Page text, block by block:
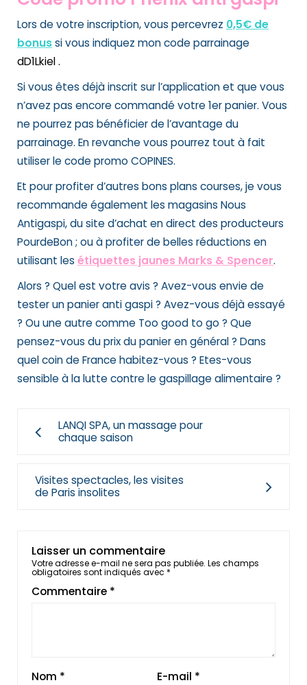
Lors de votre inscription, vous percevrez 0,5€ de
bonussi vous indiquez mon code parrainage
dD1Lkiel .
Si vous êtes déjà inscrit sur l’application et que vous
n’avez pas encore commandé votre 1er panier. Vous
ne pourrez pas bénéficier de l’avantage du
parrainage. En revanche vous pourrez tout à fait
utiliser le code promo COPINES.
Et pour profiter d’autres bons plans courses, je vous
recommande également les magasins Nous
Antigaspi, du site d’achat en direct des producteurs
PourdeBon ; ou à profiter de belles réductions en
utilisant les étiquettes jaunes Marks & Spencer.
Alors ? Quel est votre avis ? Avez-vous envie de
tester un panier anti gaspi ? Avez-vous déjà essayé
? Ou une autre comme Too good to go ? Que
pensez-vous du prix du panier en général ? Dans
quel coin de France habitez-vous ? Etes-vous
sensible à la lutte contre le gaspillage alimentaire ?
LANQI SPA, un massage pour
chaque saison
Visites spectacles, les visites
de Paris insolites
Laisser un commentaire
Votre adresse e-mail ne sera pas publiée. Les champs
obligatoires sont indiqués avec *
Commentaire *
Nom * E-mail *